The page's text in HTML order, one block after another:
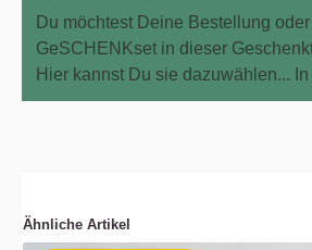
Du möchtest Deine Bestellung
GeSCHENKset in dieser
Hier kannst Du sie dazuwählen...
Ähnliche Artikel